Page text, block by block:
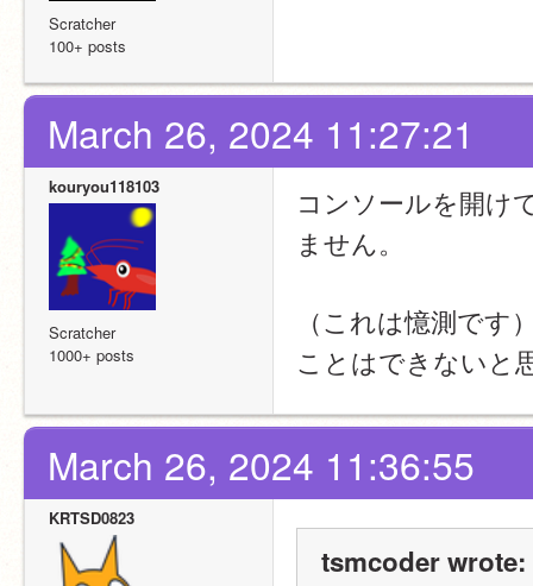
Scratcher
100+ posts
March 26, 2024 11:27:21
kouryou118103
Scratcher
1000+ posts
コンソールを開け
ません。
（これは憶測で
ことはできないと
March 26, 2024 11:36:55
KRTSD0823
tsmcoder wrote: